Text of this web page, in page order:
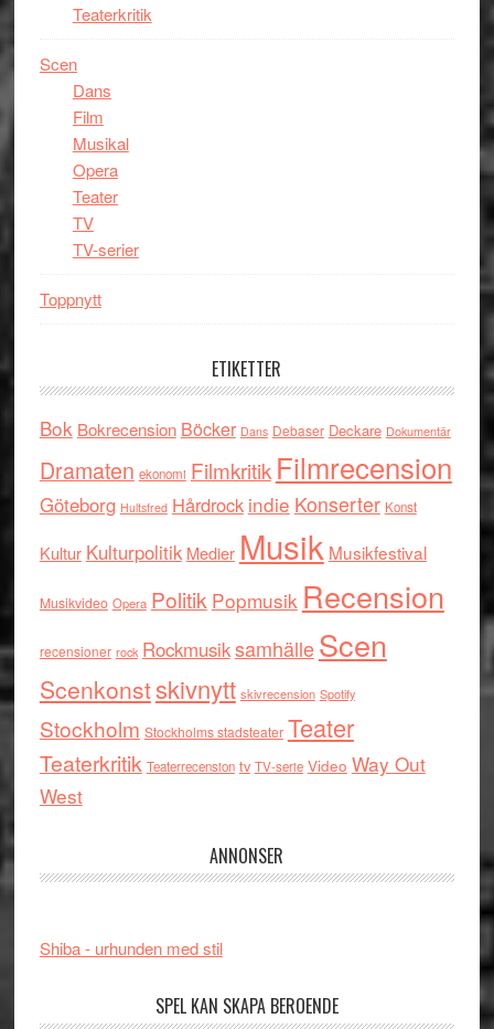
Teaterkritik
Scen
Dans
Film
Musikal
Opera
Teater
TV
TV-serier
Toppnytt
ETIKETTER
Bok Bokrecension Böcker Dans Debaser Deckare Dokumentär
Dramaten ekonomi Filmkritik Filmrecension
Göteborg Hultsfred Hårdrock indie Konserter Konst
Kultur Kulturpolitik Medier Musik Musikfestival
Musikvideo Opera Politik Popmusik Recension
recensioner rock RockmusiksamhälleScen
Scenkonstskivnytt skivrecension Spotify
Stockholm Stockholms stadsteater Teater
Teaterkritik Teaterrecension tv TV-serie Video Way Out
West
ANNONSER
Shiba - urhunden med stil
SPEL KAN SKAPA BEROENDE